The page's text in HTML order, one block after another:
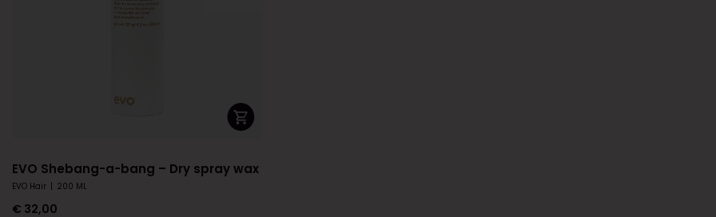
EVO Shebang-a-bang – Dry spray wax
EVO Hair 200 ML
€ 32,00